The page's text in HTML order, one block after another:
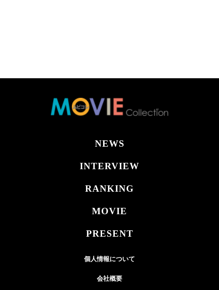
NEWS
INTERVIEW
RANKING
MOVIE
PRESENT
個人情報について
会社概要